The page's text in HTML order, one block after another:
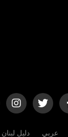
عربي دليل لبنان